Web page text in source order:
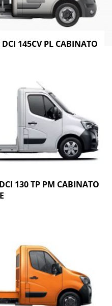
145CV PL CABINATO
130 TP PM CABINATO